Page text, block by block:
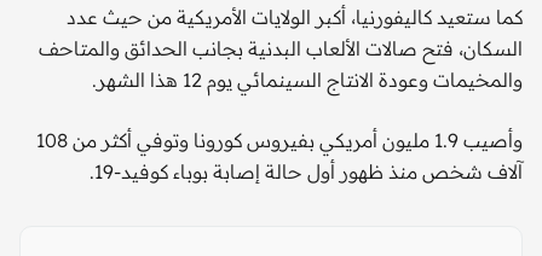
كما ستعيد كاليفورنيا، أكبر الولايات الأمريكية من حيث عدد
السكان، فتح صالات الألعاب البدنية بجانب الحدائق والمتاحف
والمخيمات وعودة الانتاج السينمائي يوم 12 هذا الشهر.
وأصيب 1.9 مليون أمريكي بفيروس كورونا وتوفي أكثر من 108
آلاف شخص منذ ظهور أول حالة إصابة بوباء كوفيد-19.